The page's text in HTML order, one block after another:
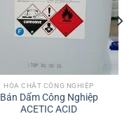
HÓA CHẤT CÔNG NGHIỆP
Bán Dấm Công Nghiệp
ACETIC ACID